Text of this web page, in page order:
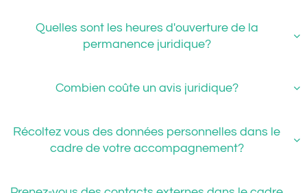
Quelles sont les heures d'ouverture de la
permanence juridique?

Combien coûte un avis juridique? 
Récoltez vous des données personnelles dans le
cadre de votre accompagnement?
